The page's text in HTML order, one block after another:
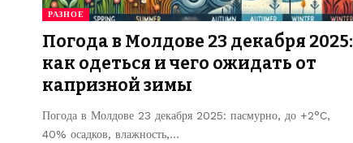
РАЗНОЕ
Погода в Молдове 23 декабря 2025:
как одеться и чего ожидать от
капризной зимы
Погода в Молдове 23 декабря 2025: пасмурно, до +2°C,
40% осадков, влажность,…